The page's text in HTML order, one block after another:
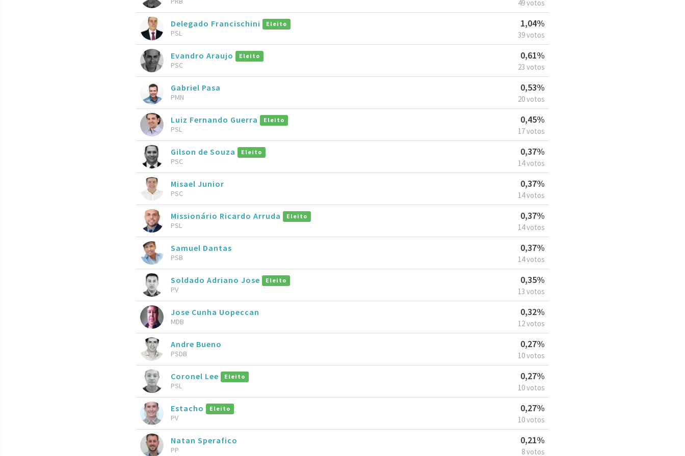
49 votos
Delegado Francischini Eleito
PSL
1,04%
39 votos
Evandro Araujo Eleito
PSC
0,61%
23 votos
Gabriel Pasa
PMN
0,53%
20 votos
Luiz Fernando Guerra Eleito
PSL
0,45%
17 votos
Gilson de Souza Eleito
PSC
0,37%
14 votos
Misael Junior
PSC
0,37%
14 votos
Missionário Ricardo Arruda Eleito
PSL
0,37%
14 votos
Samuel Dantas
PSB
0,37%
14 votos
Soldado Adriano Jose Eleito
PV
0,35%
13 votos
Jose Cunha Uopeccan
MDB
0,32%
12 votos
Andre Bueno
PSDB
0,27%
10 votos
Coronel Lee Eleito
PSL
0,27%
10 votos
Estacho Eleito
PV
0,27%
10 votos
Natan Sperafico
PP
0,21%
8 votos